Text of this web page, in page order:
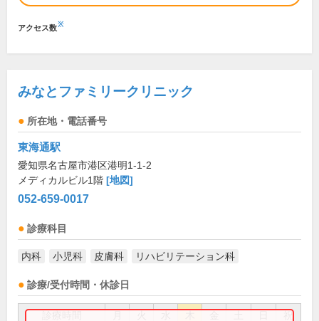
アクセス数※
みなとファミリークリニック
所在地・電話番号
東海通駅
愛知県名古屋市港区港明1-1-2
メディカルビル1階 [地図]
052-659-0017
診療科目
内科 小児科 皮膚科 リハビリテーション科
診療/受付時間・休診日
祝